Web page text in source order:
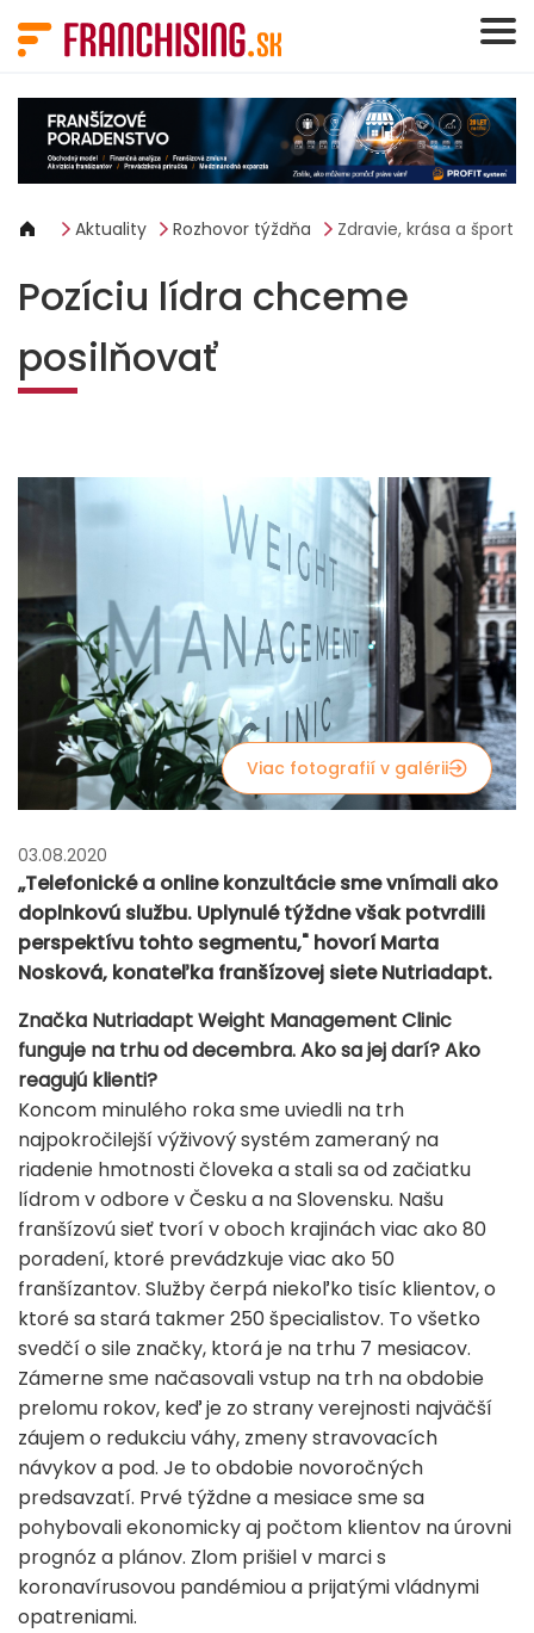
Aktuality Rozhovor týždňa Zdravie, krása a šport
Pozíciu lídra chceme
posilňovať
Viac fotografií v galérii
03.08.2020
„Telefonické a online konzultácie sme vnímali ako
doplnkovú službu. Uplynulé týždne však potvrdili
perspektívu tohto segmentu," hovorí Marta
Nosková, konateľka franšízovej siete Nutriadapt.
Značka Nutriadapt Weight Management Clinic
funguje na trhu od decembra. Ako sa jej darí? Ako
reagujú klienti?
Koncom minulého roka sme uviedli na trh
najpokročilejší výživový systém zameraný na
riadenie hmotnosti človeka a stali sa od začiatku
lídrom v odbore v Česku a na Slovensku. Našu
franšízovú sieť tvorí v oboch krajinách viac ako 80
poradení, ktoré prevádzkuje viac ako 50
franšízantov. Služby čerpá niekoľko tisíc klientov, o
ktoré sa stará takmer 250 špecialistov. To všetko
svedčí o sile značky, ktorá je na trhu 7 mesiacov.
Zámerne sme načasovali vstup na trh na obdobie
prelomu rokov, keď je zo strany verejnosti najväčší
záujem o redukciu váhy, zmeny stravovacích
návykov a pod. Je to obdobie novoročných
predsavzatí. Prvé týždne a mesiace sme sa
pohybovali ekonomicky aj počtom klientov na úrovni
prognóz a plánov. Zlom prišiel v marci s
koronavírusovou pandémiou a prijatými vládnymi
opatreniami.